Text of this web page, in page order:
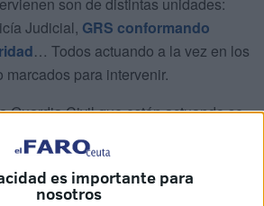
es importante para
nosotros
Judicial, GRS conformando
… Todos actuando a la vez en los
marcados para intervenir.
Guardia Civil que están actuando se
distintos barrios de la ciudad sobre los
estainvestigación en la que
.